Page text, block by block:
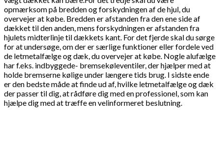
opmærksom på bredden og forskydningen af de hjul, du
overvejer at købe. Bredden er afstanden fra den ene side af
dækket til den anden, mens forskydningen er afstanden fra
hjulets midterlinje til dækkets kant. For det fjerde skal du sørge
for at undersøge, om der er særlige funktioner eller fordele ved
de letmetalfælge og dæk, du overvejer at købe. Nogle alufælge
har f.eks. indbyggede- bremsekøleventiler, der hjælper med at
holde bremserne kølige under længere tids brug. I sidste ende
er den bedste måde at finde ud af, hvilke letmetalfælge og dæk
der passer til dig, at rådføre dig med en professionel, som kan
hjælpe dig med at træffe en velinformeret beslutning.